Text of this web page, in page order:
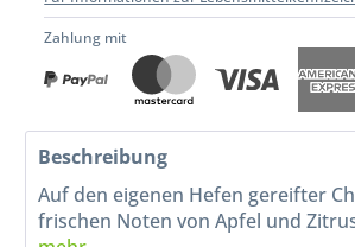
Zahlung mit
Beschreibung
Auf den eigenen Hefen gereifter
frischen Noten von Apfel und